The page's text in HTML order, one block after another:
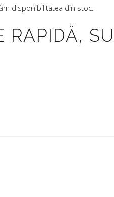
disponibilitatea din stoc.
RAPIDĂ,